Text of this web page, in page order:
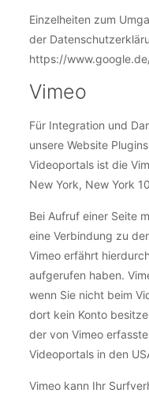
Einzelheiten zum
der
https://
Vimeo
Für Integration und
unsere Website
Videoportals ist die
New York, New York
Bei Aufruf einer Seite
eine Verbindung zu
Vimeo erfährt
aufgerufen haben.
wenn Sie nicht beim
dort kein Konto
der von Vimeo
Videoportals in den
Vimeo kann Ihr